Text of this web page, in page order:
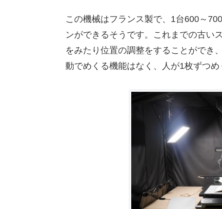
この機械はフランス製で、1台600～
ンができるそうです。これまでの古い
をみたり位置の調整をすることができ
動でめくる機能はなく、人が1枚ずつめ